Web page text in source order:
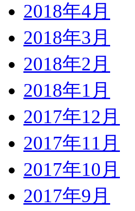
2018年4月
2018年3月
2018年2月
2018年1月
2017年12月
2017年11月
2017年10月
2017年9月